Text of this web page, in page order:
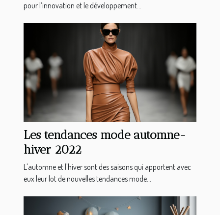
pour l’innovation et le développement...
Les tendances mode automne-
hiver 2022
L'automne et l'hiver sont des saisons qui apportent avec
eux leur lot de nouvelles tendances mode...